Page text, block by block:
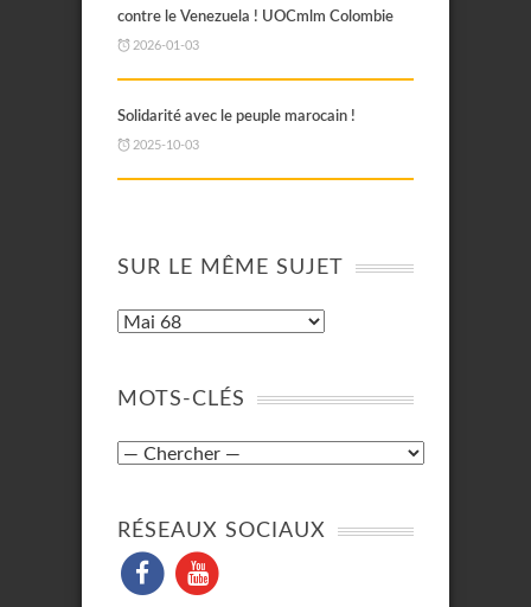
contre le Venezuela ! UOCmlm Colombie
2026-01-03
Solidarité avec le peuple marocain !
2025-10-03
SUR LE MÊME SUJET
MOTS-CLÉS
RÉSEAUX SOCIAUX